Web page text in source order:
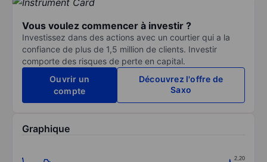
Vous voulez commencer à investir ?
Investissez dans des actions avec un courtier qui a la
confiance de plus de 1,5 million de clients. Investir
comporte des risques de perte en capital.
Ouvrir un
compte
Découvrez l'offre de
Saxo
Graphique
2,20